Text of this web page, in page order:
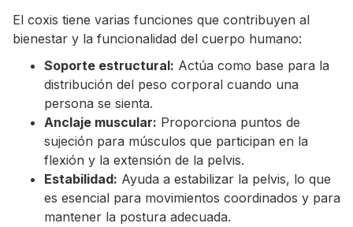
El coxis tiene varias funciones que contribuyen al
bienestar y la funcionalidad del cuerpo humano:
Soporte estructural: Actúa como base para la
distribución del peso corporal cuando una
persona se sienta.
Anclaje muscular: Proporciona puntos de
sujeción para músculos que participan en la
flexión y la extensión de la pelvis.
Estabilidad: Ayuda a estabilizar la pelvis, lo que
es esencial para movimientos coordinados y para
mantener la postura adecuada.